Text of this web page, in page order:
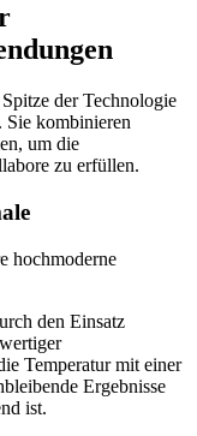
der Technologie
Sie kombinieren
um die
zu erfüllen.
hochmoderne
den Einsatz
Temperatur mit einer
Ergebnisse
ist.